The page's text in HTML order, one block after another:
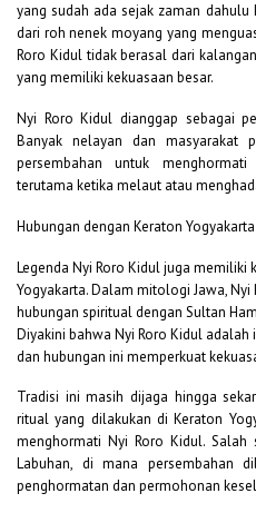
yang sudah ada sejak zaman
dari roh nenek moyang yang
Roro Kidul tidak berasal dari
yang memiliki kekuasaan besar.
Nyi Roro Kidul dianggap sebagai
Banyak nelayan dan masyarakat
persembahan untuk
terutama ketika melaut atau
Hubungan dengan Keraton Yogyakarta
Legenda Nyi Roro Kidul juga memiliki
Yogyakarta. Dalam mitologi Jawa,
hubungan spiritual dengan Sultan
Diyakini bahwa Nyi Roro Kidul
dan hubungan ini memperkuat
Tradisi ini masih dijaga hingga
ritual yang dilakukan di Keraton
menghormati Nyi Roro Kidul.
Labuhan, di mana persembahan
penghormatan dan permohonan